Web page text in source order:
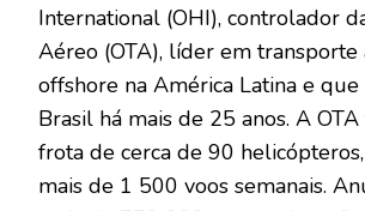
International (OHI), controlador
Aéreo (OTA), líder em transporte
offshore na América Latina e
Brasil há mais de 25 anos. A
frota de cerca de 90
mais de 1 500 voos semanais.